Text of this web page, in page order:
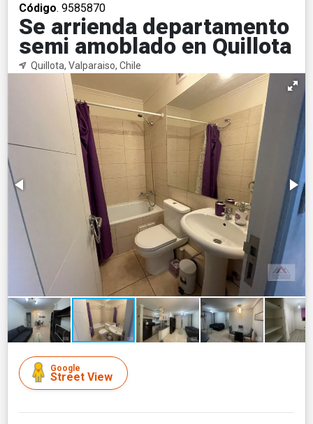
Código. 9585870
Se arrienda departamento
semi amoblado en Quillota
Quillota, Valparaiso, Chile
Google
Street View